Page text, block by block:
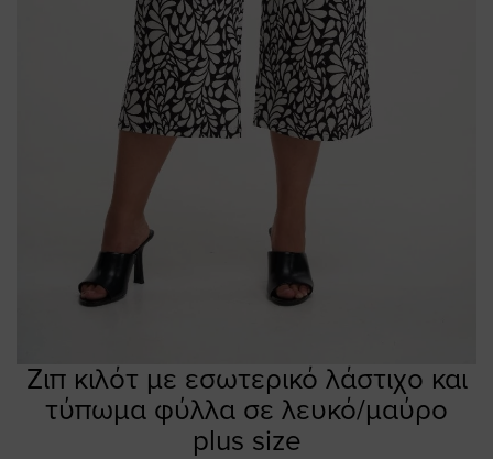
Ζιπ κιλότ με εσωτερικό λάστιχο και
τύπωμα φύλλα σε λευκό/μαύρο
plus size
Skip